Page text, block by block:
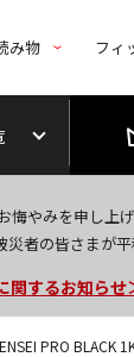
み物 フィ
やみを申し上
者の皆さまが
員登録で1,000
関するお知らせ
のご注文・発送
PRO BLACK